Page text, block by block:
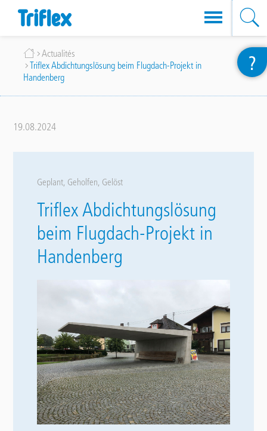
contenu
principal
Fil
d'Ariane
Actualités
Triflex Abdichtungslösung beim Flugdach-Projekt in
Handenberg
19.08.2024
Geplant, Geholfen, Gelöst
Triflex Abdichtungslösung
beim Flugdach-Projekt in
Handenberg
?